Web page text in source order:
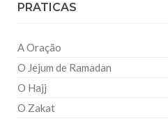
PRATICAS
A Oração
O Jejum de Ramadan
O Hajj
O Zakat